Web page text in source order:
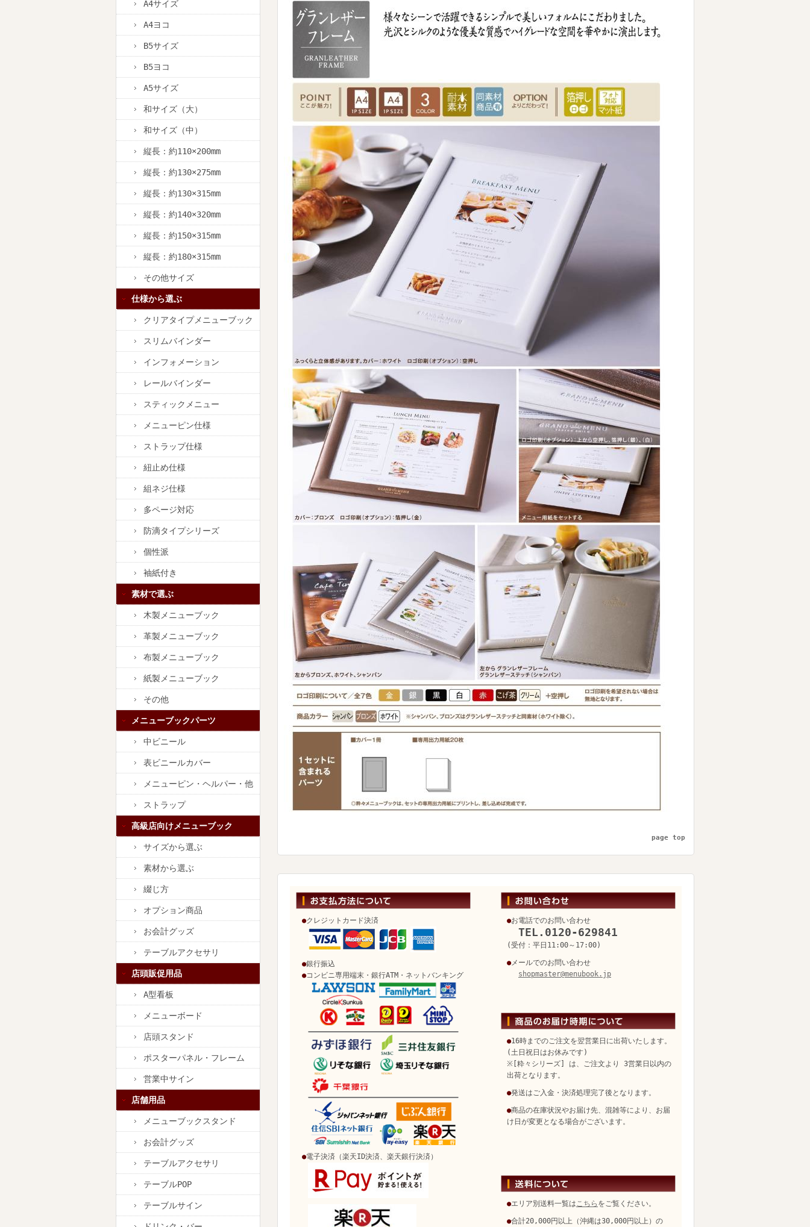
A4サイズ
A4ヨコ
B5サイズ
B5ヨコ
A5サイズ
和サイズ（大）
和サイズ（中）
縦長：約110×200mm
縦長：約130×275mm
縦長：約130×315mm
縦長：約140×320mm
縦長：約150×315mm
縦長：約180×315mm
その他サイズ
仕様から選ぶ
クリアタイプメニューブック
スリムバインダー
インフォメーション
レールバインダー
スティックメニュー
メニューピン仕様
ストラップ仕様
紐止め仕様
組ネジ仕様
多ページ対応
防滴タイプシリーズ
個性派
袖紙付き
素材で選ぶ
木製メニューブック
革製メニューブック
布製メニューブック
紙製メニューブック
その他
メニューブックパーツ
中ビニール
表ビニールカバー
メニューピン・ヘルパー・他
ストラップ
高級店向けメニューブック
サイズから選ぶ
素材から選ぶ
綴じ方
オプション商品
お会計グッズ
テーブルアクセサリ
店頭販促用品
A型看板
メニューボード
店頭スタンド
ポスターパネル・フレーム
営業中サイン
店舗用品
メニューブックスタンド
お会計グッズ
テーブルアクセサリ
テーブルPOP
テーブルサイン
page top
●クレジットカード決済
●銀行振込
●コンビニ専用端末・銀行ATM・ネットバンキング
●電子決済（楽天ID決済、楽天銀行決済）
●お電話でのお問い合わせ
TEL.0120-629841
(受付：平日11:00～17:00)
●メールでのお問い合わせ
shopmaster@menubook.jp
●16時までのご注文を翌営業日に出荷いたします。
(土日祝日はお休みです)
※[粋々シリーズ] は、ご注文より 3営業日以内の
出荷となります。
●発送はご入金・決済処理完了後となります。
●商品の在庫状況やお届け先、混雑等により、お届
け日が変更となる場合がございます。
●エリア別送料一覧はこちら をご覧ください。
●合計20,000円以上（沖縄は30,000円以上）の